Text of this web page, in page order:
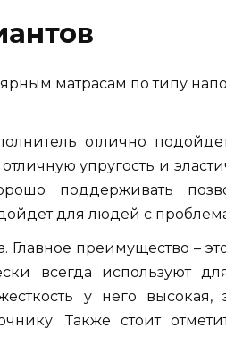
матрасам по типу
отлично
упругость и
поддерживать
для людей с
Главное преимущество –
всегда используют
у него высокая,
Также стоит